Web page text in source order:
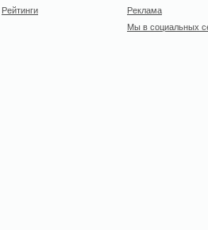
Рейтинги
Реклама
Мы в социальных